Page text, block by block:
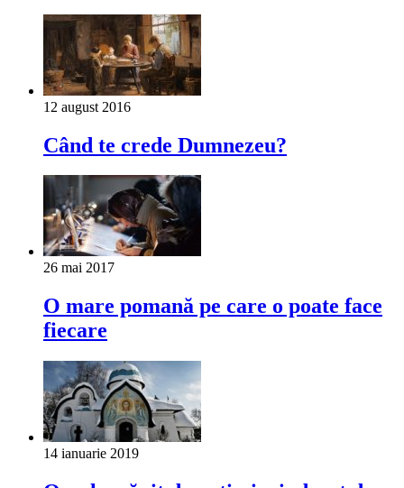
12 august 2016
Când te crede Dumnezeu?
26 mai 2017
O mare pomană pe care o poate face
fiecare
14 ianuarie 2019